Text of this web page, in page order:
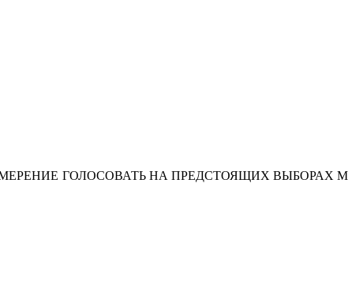
ГОЛОСОВАТЬ НА ПРЕДСТОЯЩИХ ВЫБОРАХ